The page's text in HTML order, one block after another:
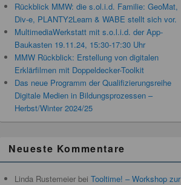
Rückblick MMW: die s.ol.i.d. Familie: GeoMat,
Div-e, PLANTY2Learn & WABE stellt sich vor.
MultimediaWerkstatt mit s.o.l.i.d. der App-
Baukasten 19.11.24, 15:30-17:30 Uhr
MMW Rückblick: Erstellung von digitalen
Erklärfilmen mit Doppeldecker-Toolkit
Das neue Programm der Qualifizierungsreihe
Digitale Medien in Bildungsprozessen –
Herbst/Winter 2024/25
Neueste Kommentare
Linda Rustemeier bei Tooltime! – Workshop zur